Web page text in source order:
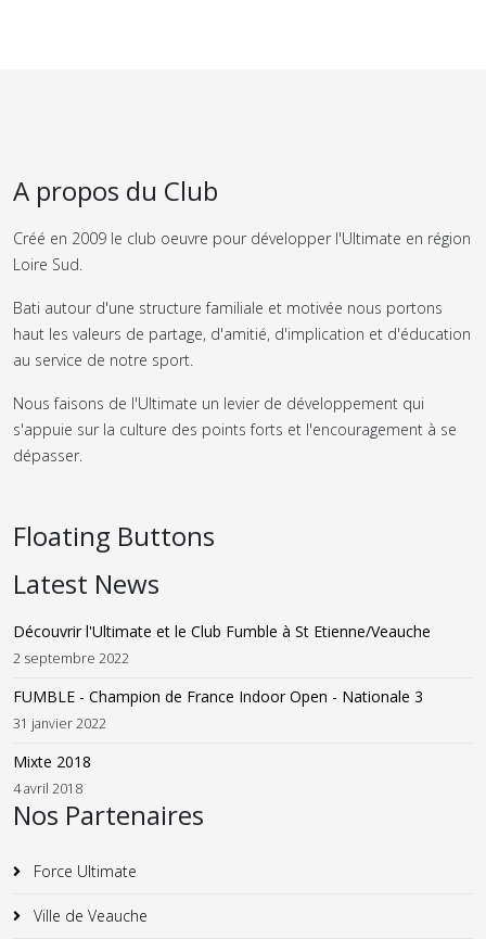
A propos du Club
Créé en 2009 le club oeuvre pour développer l'Ultimate en région
Loire Sud.
Bati autour d'une structure familiale et motivée nous portons
haut les valeurs de partage, d'amitié, d'implication et d'éducation
au service de notre sport.
Nous faisons de l'Ultimate un levier de développement qui
s'appuie sur la culture des points forts et l'encouragement à se
dépasser.
Floating Buttons
Latest News
Découvrir l'Ultimate et le Club Fumble à St Etienne/Veauche
2 septembre 2022
FUMBLE - Champion de France Indoor Open - Nationale 3
31 janvier 2022
Mixte 2018
4 avril 2018
Nos Partenaires
Force Ultimate
Ville de Veauche